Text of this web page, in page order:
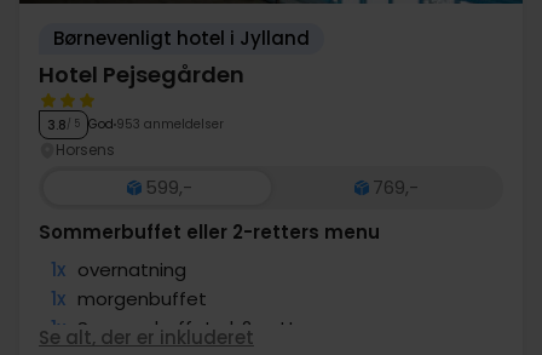
Børnevenligt hotel i Jylland
Hotel Pejsegården
3.8/ 5 God 953 anmeldelser
Horsens
599,-
769,-
Sommerbuffet eller 2-retters menu
1x overnatning
1x morgenbuffet
1x Sommerbuffet el. 2-retter
Se alt, der er inkluderet